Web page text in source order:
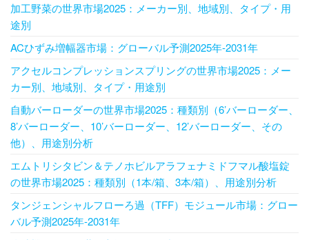
加工野菜の世界市場2025：メーカー別、地域別、タイプ・用
途別
ACひずみ増幅器市場：グローバル予測2025年-2031年
アクセルコンプレッションスプリングの世界市場2025：メー
カー別、地域別、タイプ・用途別
自動バーローダーの世界市場2025：種類別（6’バーローダー、
8’バーローダー、10’バーローダー、12’バーローダー、その
他）、用途別分析
エムトリシタビン＆テノホビルアラフェナミドフマル酸塩錠
の世界市場2025：種類別（1本/箱、3本/箱）、用途別分析
タンジェンシャルフローろ過（TFF）モジュール市場：グロー
バル予測2025年-2031年